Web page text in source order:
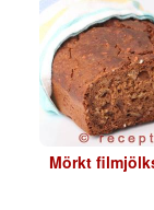
Mörkt